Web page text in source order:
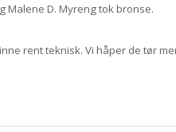
Malene D. Myreng tok bronse.
rent teknisk. Vi håper de tør